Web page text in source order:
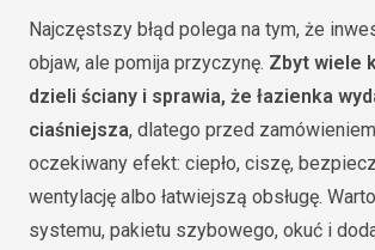
Najczęstszy błąd polega na tym, że
objaw, ale pomija przyczynę. Zbyt wiele
dzieli ściany i sprawia, że łazienka
ciaśniejsza, dlatego przed
oczekiwany efekt: ciepło, ciszę,
wentylację albo łatwiejszą obsługę.
systemu, pakietu szybowego, okuć i